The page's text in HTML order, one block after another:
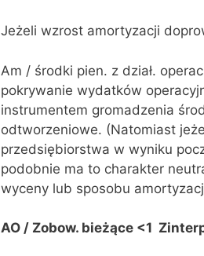
Jeżeli wzrost amortyzacji
Am / środki pien. z dział.
pokrywanie wydatków
instrumentem gromadzenia
odtworzeniowe. (Natomiast
przedsiębiorstwa w wyniku
podobnie ma to charakter
wyceny lub sposobu
AO / Zobow. bieżące <1